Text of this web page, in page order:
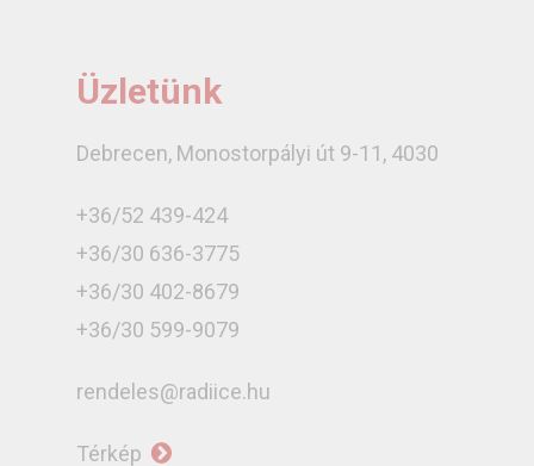
Üzletünk
Debrecen, Monostorpályi út 9-11, 4030
+36/52 439-424
+36/30 636-3775
+36/30 402-8679
+36/30 599-9079
rendeles@radiice.hu
Térkép